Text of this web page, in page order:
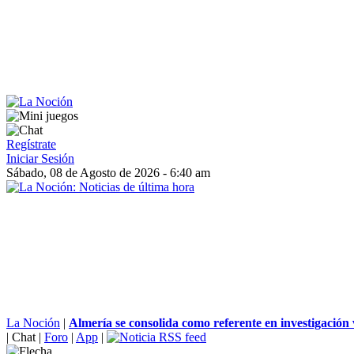
Regístrate
Iniciar Sesión
Sábado, 08 de Agosto de 2026 - 6:40 am
La Noción | Almería se consolida como referente en investigación
| Chat | Foro | App |